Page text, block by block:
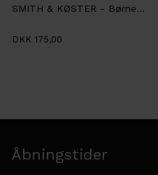
SMITH & KØSTER - Børnesæbe
DKK 175,00
Åbningstider